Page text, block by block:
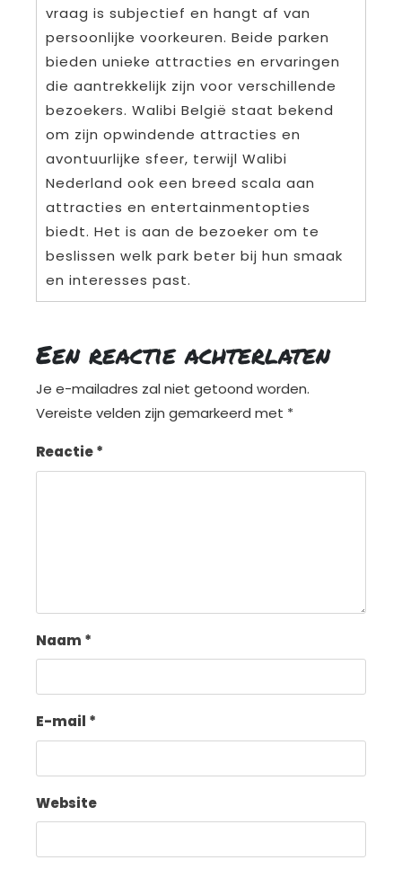
vraag is subjectief en hangt af van
persoonlijke voorkeuren. Beide parken
bieden unieke attracties en ervaringen
die aantrekkelijk zijn voor verschillende
bezoekers. Walibi België staat bekend
om zijn opwindende attracties en
avontuurlijke sfeer, terwijl Walibi
Nederland ook een breed scala aan
attracties en entertainmentopties
biedt. Het is aan de bezoeker om te
beslissen welk park beter bij hun smaak
en interesses past.
Een reactie achterlaten
Je e-mailadres zal niet getoond worden.
Vereiste velden zijn gemarkeerd met *
Reactie*
Naam *
E-mail *
Website